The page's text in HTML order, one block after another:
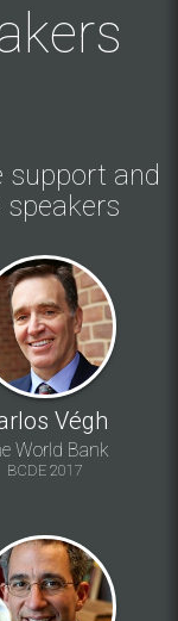
support and
Végh
World Bank
BCDE 2017